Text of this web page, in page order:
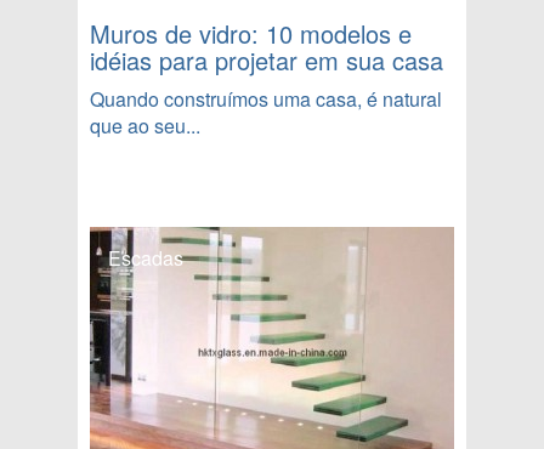
Muros de vidro: 10 modelos e
idéias para projetar em sua casa
Quando construímos uma casa, é natural
que ao seu...
Escadas